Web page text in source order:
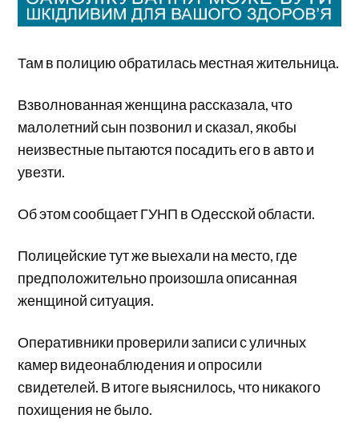
Там в полицию обратилась местная жительница.
Взволнованная женщина рассказала, что
малолетний сын позвонил и сказал, якобы
неизвестные пытаются посадить его в авто и
увезти.
Об этом сообщает ГУНП в Одесской области.
Полицейские тут же выехали на место, где
предположительно произошла описанная
женщиной ситуация.
Оперативники проверили записи с уличных
камер видеонаблюдения и опросили
свидетелей. В итоге выяснилось, что никакого
похищения не было.